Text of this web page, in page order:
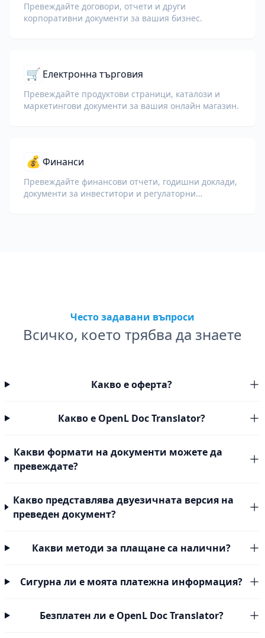
Превеждайте договори, отчети и други
корпоративни документи за вашия бизнес.
🛒 Електронна търговия
Превеждайте продуктови страници, каталози и
маркетингови документи за вашия онлайн магазин.
💰 Финанси
Превеждайте финансови отчети, годишни доклади,
документи за инвеститори и регулаторни
Често задавани въпроси
Всичко, което трябва да знаете
Какво е оферта?
Какво е OpenL Doc Translator?
Какви формати на документи можете да
превеждате?
Какво представлява двуезичната версия на
преведен документ?
Какви методи за плащане са налични?
Сигурна ли е моята платежна информация?
Безплатен ли е OpenL Doc Translator?